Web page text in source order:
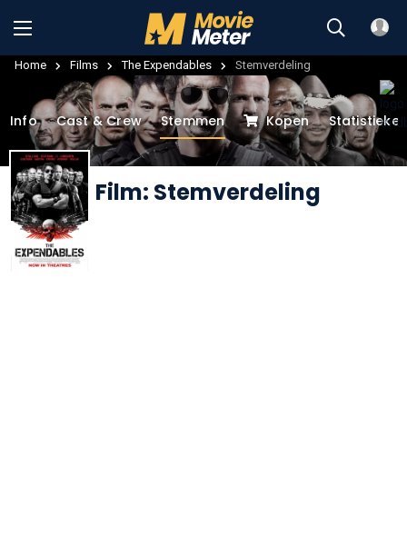
Home Films The Expendables Stemverdeling
Film: Stemverdeling
Info Cast & Crew Stemmen Kopen